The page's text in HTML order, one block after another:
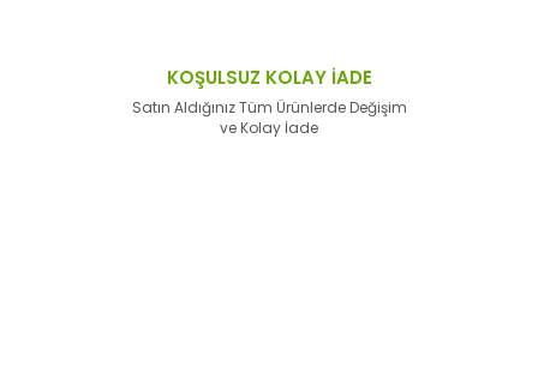
KOŞULSUZ KOLAY İADE
Satın Aldığınız Tüm Ürünlerde Değişim
ve Kolay İade